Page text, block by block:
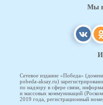
Мы в
Сетевое издание «Победа»
pobeda-aksay.ru)
по надзору в сфере связи,
и массовых коммуникаций
2019 года, регистрационный